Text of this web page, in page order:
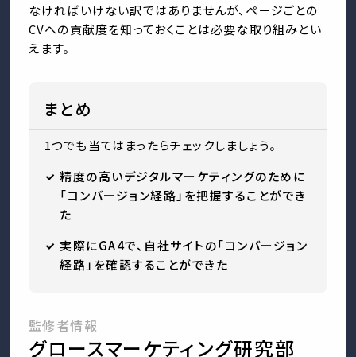
なければいけない訳ではありませんが、ページごとの
CVへの貢献度を知っておくことは必要な取り組みとい
えます。
まとめ
1つでも当てはまったらチェックしましょう。
精度の高いデジタルマーケティングのために
「コンバージョン経路」を把握することができ
た
実際にGA4で、自社サイトの「コンバージョン
経路」を確認することができた
監修者情報
グロースマーケティング研究部